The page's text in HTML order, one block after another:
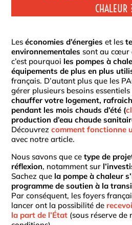
CHALEUR
Leséconomies d’énergies et les
environnementales sont au cœur
c’est pourquoi les pompes à
équipements de plus en plus
français. D’autant plus que les
gérer plusieurs besoins
chauffer votre logement,
pendant les mois chauds d’été (
production d’eau chaude
Découvrezcomment fonctionne
avec notre article.
Nous savons que cetype de
réflexion, notamment sur
Sachez que la pompe à chaleur
programme de soutien à la
Par conséquent, les foyers
lancer ont la possibilité de
la part de l’État (sous réserve de